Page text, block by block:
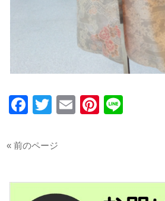
Facebook
Twitter
EmailPinterest
« 前のページ